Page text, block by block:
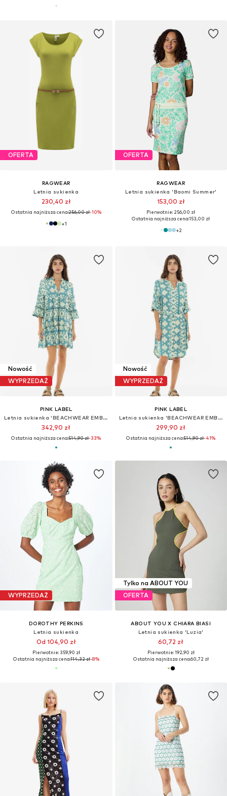
OFERTA
RAGWEAR
Letnia sukienka
230,40 zł
Ostatnia najniższa cena:256,00 zł-10%
+1
OFERTA
RAGWEAR
Letnia sukienka 'Baomi Summer'
153,00 zł
Pierwotnie: 256,00 zł
Ostatnia najniższa cena:153,00 zł
+2
Nowość
WYPRZEDAŻ
PINK LABEL
Letnia sukienka 'BEACHWEAR EMBROIDERY AQUA'
342,90 zł
Ostatnia najniższa cena:514,90 zł-33%
Nowość
WYPRZEDAŻ
PINK LABEL
Letnia sukienka 'BEACHWEAR EMBROIDERY AQUA'
299,90 zł
Ostatnia najniższa cena:514,90 zł-41%
WYPRZEDAŻ
DOROTHY PERKINS
Letnia sukienka
Od 104,90 zł
Pierwotnie: 359,90 zł
Ostatnia najniższa cena:114,32 zł-8%
Tylko na ABOUT YOU
OFERTA
ABOUT YOU X CHIARA BIASI
Letnia sukienka 'Luzia'
60,72 zł
Pierwotnie: 192,90 zł
Ostatnia najniższa cena:60,72 zł